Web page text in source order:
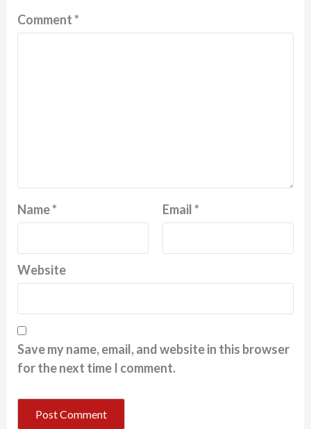
Comment*
Name* Email*
Website
Save my name, email, and website in this browser
for the next time I comment.